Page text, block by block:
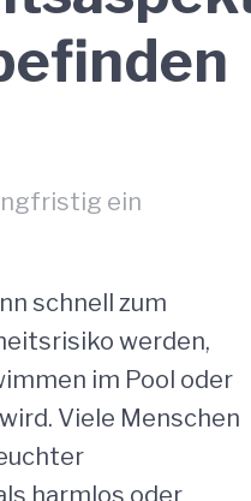
ein
schnell zum
werden,
im Pool oder
Viele Menschen